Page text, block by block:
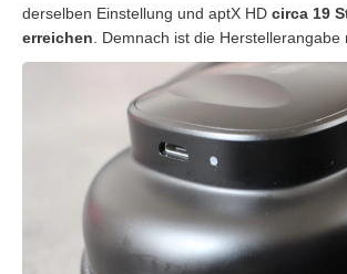
derselben Einstellung und aptX HD circa 19
erreichen. Demnach ist die Herstellerangabe